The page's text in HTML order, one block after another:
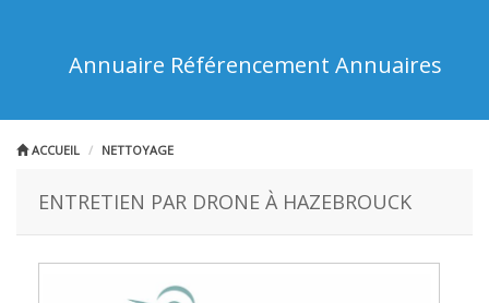
Annuaire Référencement Annuaires
ACCUEIL NETTOYAGE
ENTRETIEN PAR DRONE À HAZEBROUCK